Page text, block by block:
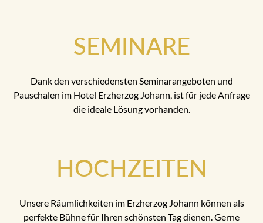
SEMINARE
Dank den verschiedensten Seminarangeboten und
Pauschalen im Hotel Erzherzog Johann, ist für jede Anfrage
die ideale Lösung vorhanden.
HOCHZEITEN
Unsere Räumlichkeiten im Erzherzog Johann können als
perfekte Bühne für Ihren schönsten Tag dienen. Gerne